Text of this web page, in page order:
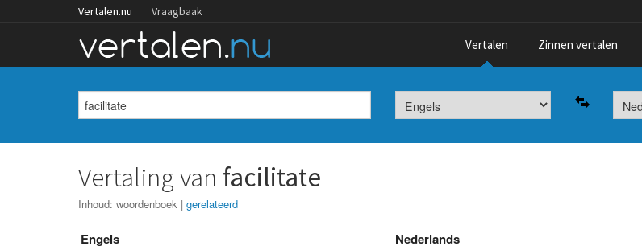
Vertalen.nu Vraagbaak
Vertalen Zinnen vertalen
Vertaling van facilitate
Inhoud:woordenboek |gerelateerd
Engels Nederlands